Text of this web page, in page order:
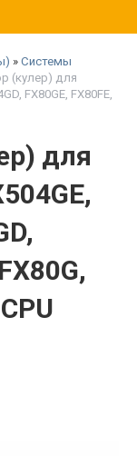
» Системы
(кулер) для
FX80GE, FX80FE,
для